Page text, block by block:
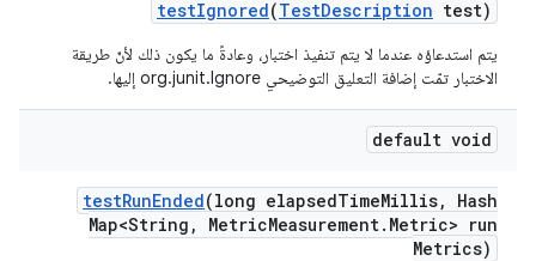
testIgnored(TestDescription test)
يتم استدعاؤه عندما لا يتم تنفيذ اختبار، وعادةً ما يكون ذلك لأنّ طريقة
الاختبار تمّت إضافة التعليق التوضيحي org.junit.Ignore إليها.
default void
testRunEnded(long elapsedTimeMillis,
Hash
Map<String , MetricMeasurement. Metric> run
Metrics)